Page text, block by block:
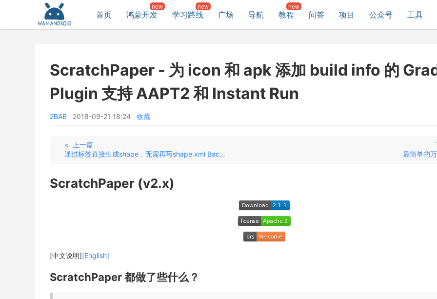
首页 鸿蒙开发 学习路线 广场 导航 教程 问答 项目 公众号 工具
ScratchPaper - 为 icon 和 apk 添加 build info 的
Plugin 支持 AAPT2 和 Instant Run
2BAB 2018-09-21 18:24 收藏
< 上一篇
通过标签直接生成shape，无需再写shape.xml BackgroundLibrary
最简单的
ScratchPaper (v2.x)
[中文说明][English]
ScratchPaper 都做了些什么？